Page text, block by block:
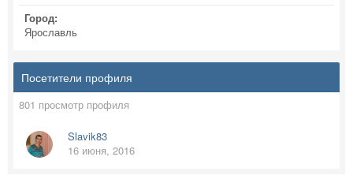
Город:
Ярославль
Посетители профиля
801 просмотр профиля
Slavik83
16 июня, 2016